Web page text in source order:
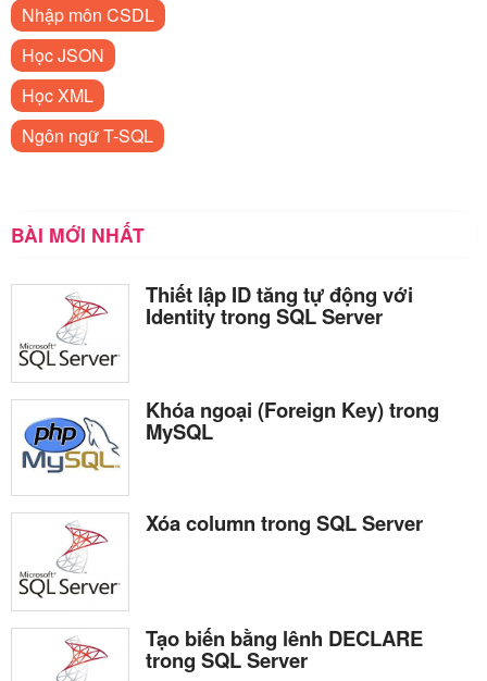
Nhập môn CSDL
Học JSON
Học XML
Ngôn ngữ T-SQL
BÀI MỚI NHẤT
Thiết lập ID tăng tự động với
Identity trong SQL Server
Khóa ngoại (Foreign Key) trong
MySQL
Xóa column trong SQL Server
Tạo biến bằng lênh DECLARE
trong SQL Server